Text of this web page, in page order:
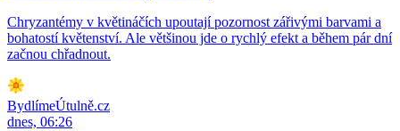
Chryzantémy v květináčích upoutají pozornost zářivými barvami a
bohatostí květenství. Ale většinou jde o rychlý efekt a během pár dní
začnou chřadnout.
BydlímeÚtulně.cz
dnes, 06:26